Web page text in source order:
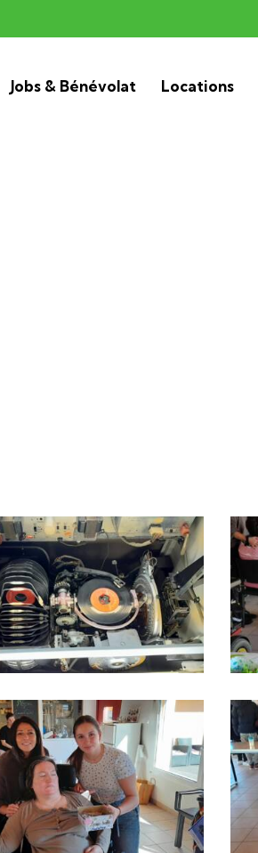
Jobs & Bénévolat Locations